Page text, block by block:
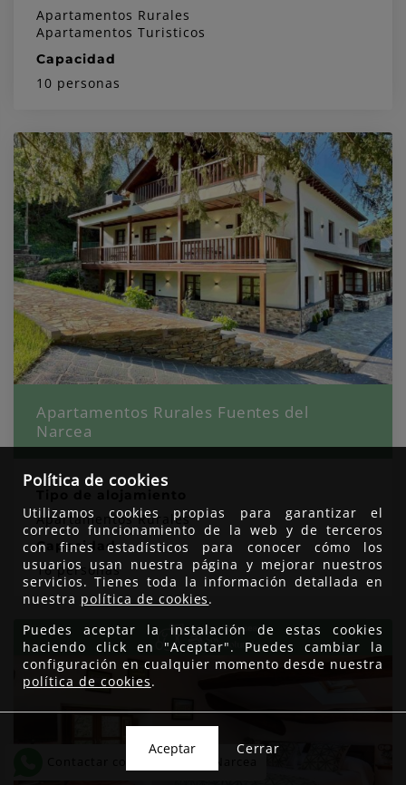
Contactar con Fuentes del Narcea
Apartamentos Rurales
Apartamentos Turisticos
Capacidad
10 personas
Apartamentos Rurales Fuentes del
Narcea
Apartamentos Rurales
Capacidad
16 personas
Política de cookies
Utilizamos cookies propias para garantizar el
correcto funcionamiento de la web y de terceros
con fines estadísticos para conocer cómo los
usuarios usan nuestra página y mejorar nuestros
servicios. Tienes toda la información detallada en
nuestra política de cookies.
Puedes aceptar la instalación de estas cookies
haciendo click en "Aceptar". Puedes cambiar la
configuración en cualquier momento desde nuestra
política de cookies.
Cerrar